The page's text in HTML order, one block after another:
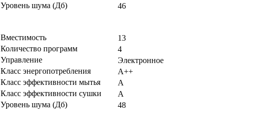
Уровень шума (Дб)
46
Вместимость
13
Количество программ
4
Управление
Электронное
Класс энергопотребления
А++
Класс эффективности мытья
А
Класс эффективности сушки
А
Уровень шума (Дб)
48